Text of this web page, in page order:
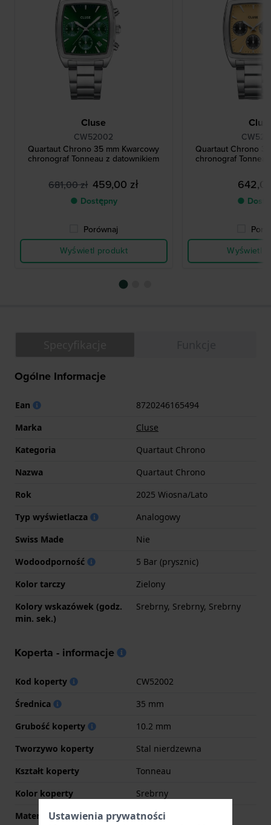
Cluse
CW52002
Quartaut Chrono 35 mm Kwarcowy
chronograf Tonneau z datownikiem
681,00 zł 459,00 zł
● Dostępny
Porównaj
Wyświetl produkt
Quartaut Chrono
chronograf
●
Wyświetl
Ogólne Informacje
Ean
8720246165494
Marka
Cluse
Kategoria
Quartaut Chrono
Nazwa
Quartaut Chrono
Rok
2025 Wiosna/Lato
Typ wyświetlacza
Analogowy
Swiss Made
Nie
Wodoodporność
5 Bar (prysznic)
Kolor tarczy
Zielony
Kolory wskazówek (godz.
min. sek.)
Srebrny, Srebrny, Srebrny
Koperta - informacje
Kod koperty
CW52002
Średnica
35 mm
Grubość koperty
10.2 mm
Tworzywo koperty
Stal nierdzewna
Kształt koperty
Tonneau
Kolor koperty
Srebrny
Materiał tyłu koperty
Stal nierdzewna
Ustawienia prywatności